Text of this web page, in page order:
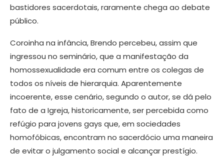
bastidores sacerdotais, raramente chega ao debate
público.
Coroinha na infância, Brendo percebeu, assim que
ingressou no seminário, que a manifestação da
homossexualidade era comum entre os colegas de
todos os níveis de hierarquia. Aparentemente
incoerente, esse cenário, segundo o autor, se dá pelo
fato de a Igreja, historicamente, ser percebida como
refúgio para jovens gays que, em sociedades
homofóbicas, encontram no sacerdócio uma maneira
de evitar o julgamento social e alcançar prestígio.